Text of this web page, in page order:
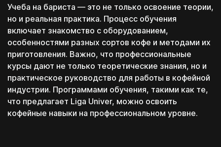
Учеба на бариста — это не только освоение теории,
но и реальная практика. Процесс обучения
включает знакомство с оборудованием,
особенностями разных сортов кофе и методами их
приготовления. Важно, что профессиональные
курсы дают не только теоретические знания, но и
практическое руководство для работы в кофейной
индустрии. Программами обучения, такими как те,
что предлагает Liga Univer, можно освоить
кофейные навыки на профессиональном уровне.
ОТПРАВЛЕНА!
персональных данных
Отправляя данные, вы подтверждаете, что действуете
добровольно, даёте согласие на обработку
персональных данных и принимаете условияправил
пользования Платформой
Отправить
Или напиши нам в любой мессенджер
Понадобится только паспорт
Разрешение в
течение 30 минут
Для граждан РФ
Возраст от 18 лет
Под свой бюджет
и необходимую задачу
Выбирай, оплачивай
и посещай только
необходимые блоки
Смешивай программы
хватает
Перейти к тестам
Уже знаешь?